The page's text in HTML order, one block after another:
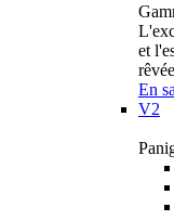
et
En
V2